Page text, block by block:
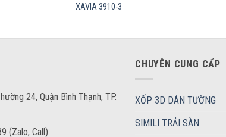
XAVIA 3910-3
24, Quận Bình Thạnh, TP.
(Zalo, Call)
CHUYÊN CUNG CẤP
XỐP 3D DÁN TƯỜNG
SIMILI TRẢI SÀN